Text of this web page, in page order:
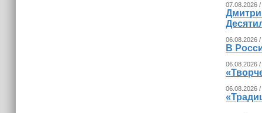
07.08.2026
06.08.2026
В
06.08.2026
06.08.2026